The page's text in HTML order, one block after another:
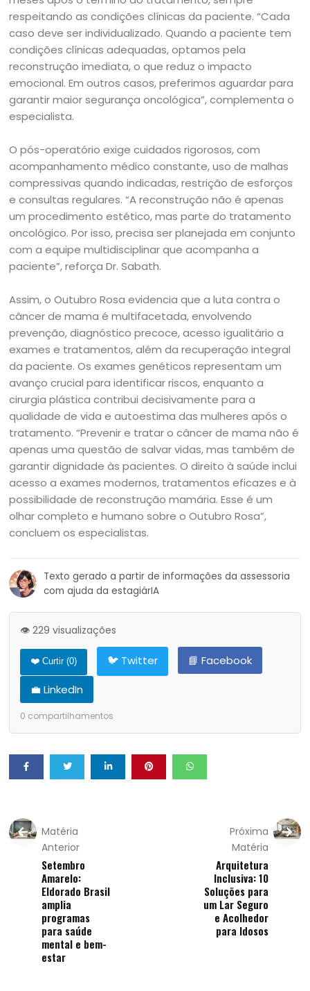
respeitando as condições clínicas da paciente. “Cada
caso deve ser individualizado. Quando a paciente tem
condições clínicas adequadas, optamos pela
reconstrução imediata, o que reduz o impacto
emocional. Em outros casos, preferimos aguardar para
garantir maior segurança oncológica”, complementa o
especialista.
O pós-operatório exige cuidados rigorosos, com
acompanhamento médico constante, uso de malhas
compressivas quando indicadas, restrição de esforços
e consultas regulares. “A reconstrução não é apenas
um procedimento estético, mas parte do tratamento
oncológico. Por isso, precisa ser planejada em conjunto
com a equipe multidisciplinar que acompanha a
paciente”, reforça Dr. Sabath.
Assim, o Outubro Rosa evidencia que a luta contra o
câncer de mama é multifacetada, envolvendo
prevenção, diagnóstico precoce, acesso igualitário a
exames e tratamentos, além da recuperação integral
da paciente. Os exames genéticos representam um
avanço crucial para identificar riscos, enquanto a
cirurgia plástica contribui decisivamente para a
qualidade de vida e autoestima das mulheres após o
tratamento. “Prevenir e tratar o câncer de mama não é
apenas uma questão de salvar vidas, mas também de
garantir dignidade às pacientes. O direito à saúde inclui
acesso a exames modernos, tratamentos eficazes e à
possibilidade de reconstrução mamária. Esse é um
olhar completo e humano sobre o Outubro Rosa”,
concluem os especialistas.
Texto gerado a partir de informações da assessoria
com ajuda da estagiárIA
👁️ 229 visualizações
❤️ Curtir (0) 🐦 Twitter
📘 Facebook
💼 LinkedIn
0 compartilhamentos
Matéria
Anterior
Setembro
Amarelo:
Eldorado Brasil
amplia
programas
para saúde
mental e bem-
estar
Próxima
Matéria
Arquitetura
Inclusiva: 10
Soluções para
um Lar Seguro
e Acolhedor
para Idosos